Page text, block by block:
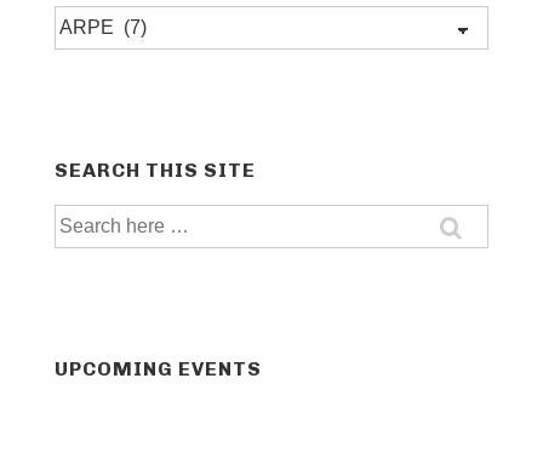
Post
categories
SEARCH THIS SITE
Search
for:
UPCOMING EVENTS